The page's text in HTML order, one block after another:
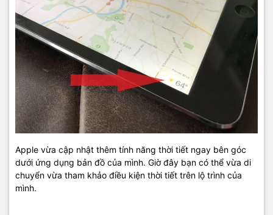
Apple vừa cập nhật thêm tính năng thời tiết ngay bên góc
dưới ứng dụng bản đồ của mình. Giờ đây bạn có thể vừa di
chuyển vừa tham khảo điều kiện thời tiết trên lộ trình của
mình.